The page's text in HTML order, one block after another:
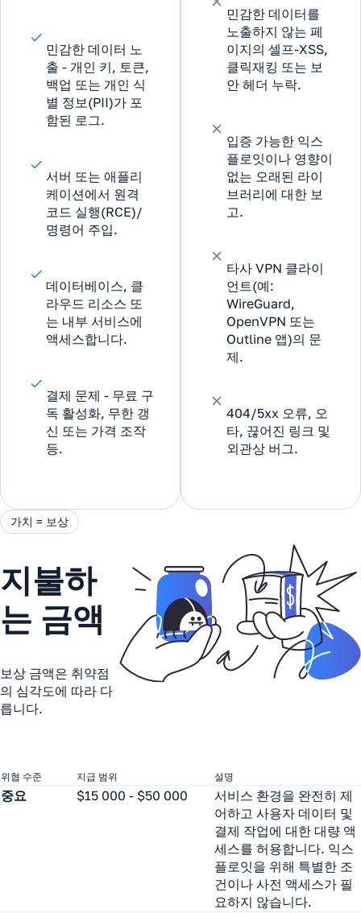
민감한 데이터 노
출 - 개인 키, 토큰,
백업 또는 개인 식
별 정보(PII)가 포
함된 로그.
서버 또는 애플리
케이션에서 원격
코드 실행(RCE)/
명령어 주입.
데이터베이스, 클
라우드 리소스 또
는 내부 서비스에
액세스합니다.
결제 문제 - 무료 구
독 활성화, 무한 갱
신 또는 가격 조작
등.
민감한 데이터를
노출하지 않는 페
이지의 셀프-XSS,
클릭재킹 또는 보
안 헤더 누락.
입증 가능한 익스
플로잇이나 영향이
없는 오래된 라이
브러리에 대한 보
고.
타사 VPN 클라이
언트(예:
WireGuard,
OpenVPN 또는
Outline 앱)의 문
제.
404/5xx 오류, 오
타, 끊어진 링크 및
외관상 버그.
가치 = 보상
지불하
는 금액
보상 금액은 취약점
의 심각도에 따라 다
릅니다.
위협 수준 지급 범위 설명
중요 $15 000 - $50 000
서비스 환경을 완전히 제
어하고 사용자 데이터 및
결제 작업에 대한 대량 액
세스를 허용합니다. 익스
플로잇을 위해 특별한 조
건이나 사전 액세스가 필
요하지 않습니다.